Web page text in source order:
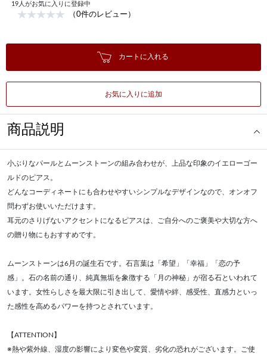
19 人がお気に入りに登録中
（0件のレビュー）
カートに入れる
お気に入りに追加
商品説明
小ぶりなパールとムーンストーンの組み合わせが、上品な印象のイエローゴー
ルドのピアス。
どんなコーディネートにも合わせやすいシンプルなデザインなので、オンオフ
問わずお使いいただけます。
耳元のさりげないアクセントになるピアスは、ご自分へのご褒美や大切な方へ
の贈り物にもおすすめです。
ムーンストーンは6月の誕生石です。石言葉は「希望」「幸福」「恋の予
感」。石の名前の通り、純真無垢を象徴する「月の神秘」が宿る石といわれて
います。女性らしさを最大限に引き出して、愛情や絆、感受性、直感力といっ
た感性を高めるパワーを持つとされています。
【ATTENTION】
※熱や紫外線、湿度の影響により変色や変質、劣化の恐れがございます。ご使